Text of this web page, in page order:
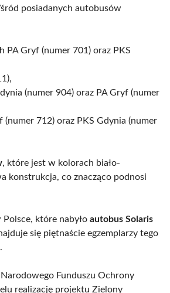
posiadanych autobusów
PA Gryf (numer 701) oraz PKS
(numer 904) oraz PA Gryf (numer
712) oraz PKS Gdynia (numer
, które jest w kolorach biało-
konstrukcja, co znacząco podnosi
które nabyło autobus Solaris
się piętnaście egzemplarzy tego
Funduszu Ochrony
realizację projektu Zielony